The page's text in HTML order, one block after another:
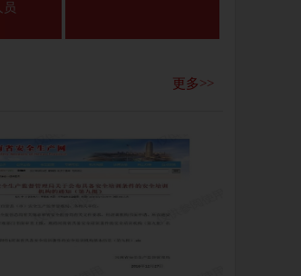
员
更多>>
研究生毕业，注册安全工程师，专业从
事安全生产管理，对机械设备的构造及
原理非常熟悉，2011年，......
郑州市优秀教师,省安全专家库专家。从